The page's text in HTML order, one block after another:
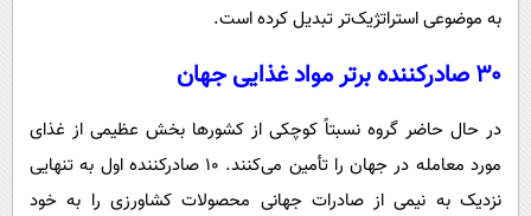
به موضوعی استراتژیک‌تر تبدیل کرده است.
۳۰ صادرکننده برتر مواد غذایی جهان
در حال حاضر گروه نسبتاً کوچکی از کشورها بخش عظیمی از غذای
مورد معامله در جهان را تأمین می‌کنند. ۱۰ صادرکننده اول به تنهایی
نزدیک به نیمی از صادرات جهانی محصولات کشاورزی را به خود